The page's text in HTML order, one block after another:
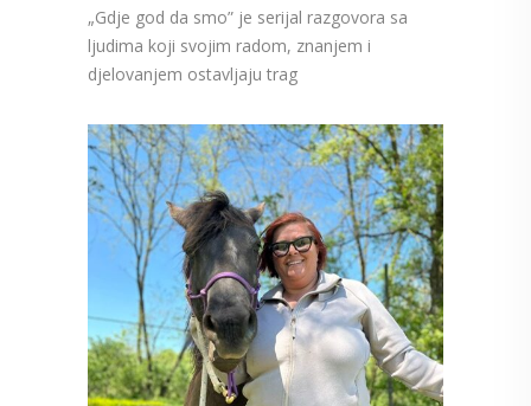
„Gdje god da smo” je serijal razgovora sa
ljudima koji svojim radom, znanjem i
djelovanjem ostavljaju trag